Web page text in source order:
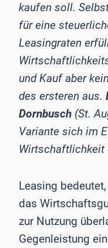
kaufen soll.
für eine
Leasingraten
und Kauf aber
des ersteren aus.
Dornbusch (St.
Variante sich im
Wirtschaftlichkeit
Leasing
das
zur Nutzung
Gegenleistung